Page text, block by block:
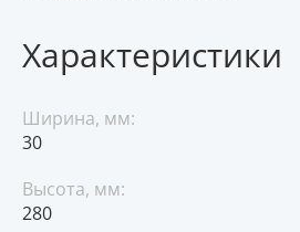
Характеристики
Ширина, мм:
30
Высота, мм:
280